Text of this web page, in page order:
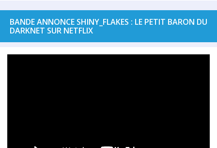
BANDE ANNONCE SHINY_FLAKES : LE PETIT BARON DU
DARKNET SUR NETFLIX